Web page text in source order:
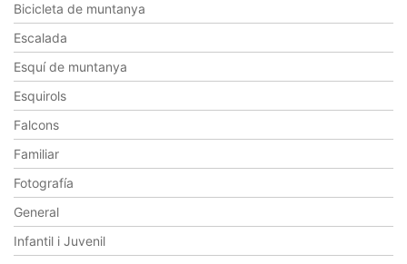
Bicicleta de muntanya
Escalada
Esquí de muntanya
Esquirols
Falcons
Familiar
Fotografía
General
Infantil i Juvenil